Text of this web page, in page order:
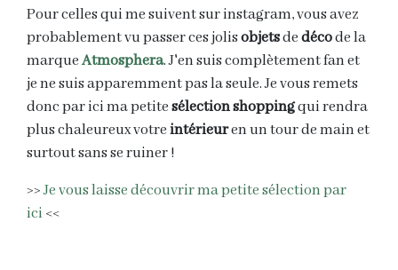
Pour celles qui me suivent sur instagram, vous avez
probablement vu passer ces jolisobjetsdedécode la
marqueAtmosphera. J'en suis complètement fan et
je ne suis apparemment pas la seule. Je vous remets
donc par ici ma petitesélection shoppingqui rendra
plus chaleureux votreintérieuren un tour de main et
surtout sans se ruiner !
>>Je vous laisse découvrir ma petite sélection par
ici<<